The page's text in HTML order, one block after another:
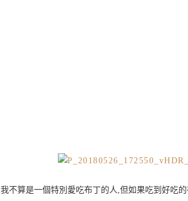
我不算是一個特別愛吃布丁的人,但如果吃到好吃